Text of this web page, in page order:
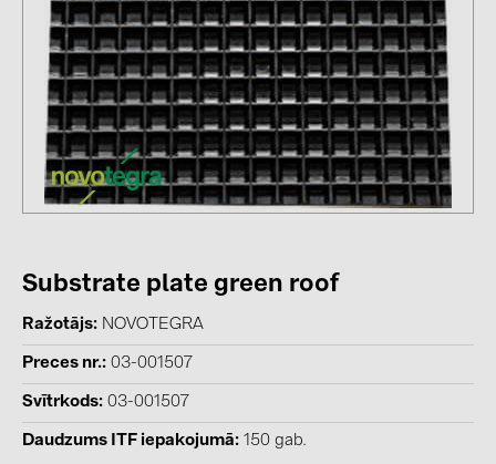
kontakti
KATEGORIJAS
Saules paneļi (19)
Invertori (105)
E-Mobilitāte (19)
Instalācijas (87)
RAŽOTĀJI
ABB (21)
Substrate plate green roof
Ražotājs NOVOTEGRA
Preces nr. 03-001507
Svītrkods 03-001507
Daudzums ITF iepakojumā 150 gab.